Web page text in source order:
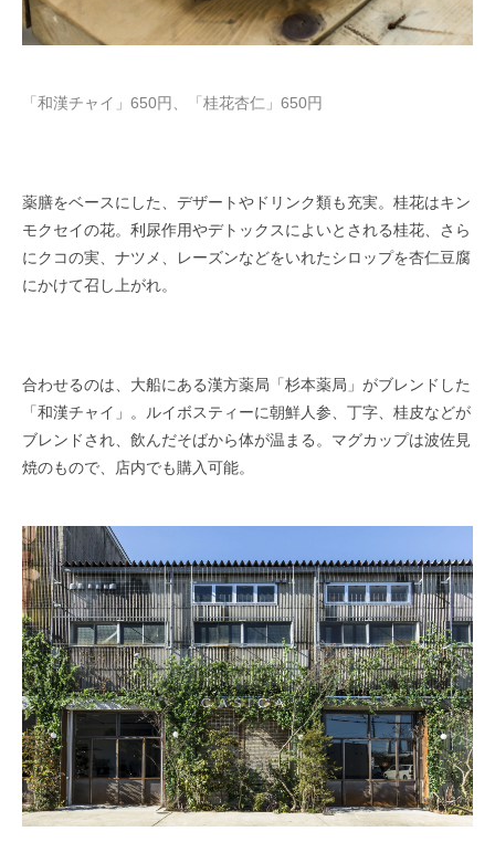
「和漢チャイ」650円、「桂花杏仁」650円
薬膳をベースにした、デザートやドリンク類も充実。桂花はキン
モクセイの花。利尿作用やデトックスによいとされる桂花、さら
にクコの実、ナツメ、レーズンなどをいれたシロップを杏仁豆腐
にかけて召し上がれ。
合わせるのは、大船にある漢方薬局「杉本薬局」がブレンドした
「和漢チャイ」。ルイボスティーに朝鮮人参、丁字、桂皮などが
ブレンドされ、飲んだそばから体が温まる。マグカップは波佐見
焼のもので、店内でも購入可能。